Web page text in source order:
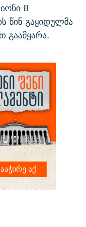
8
წინ გაყიდულმა
აქ